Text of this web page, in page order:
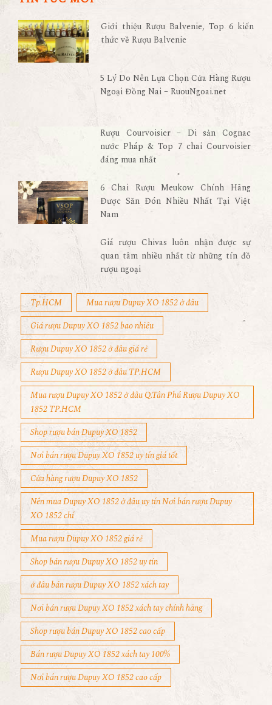
Giới thiệu Rượu Balvenie, Top 6 kiến
thức về Rượu Balvenie
5 Lý Do Nên Lựa Chọn Cửa Hàng Rượu
Ngoại Đồng Nai – RuouNgoai.net
Rượu Courvoisier – Di sản Cognac
nước Pháp & Top 7 chai Courvoisier
đáng mua nhất
6 Chai Rượu Meukow Chính Hãng
Được Săn Đón Nhiều Nhất Tại Việt
Nam
Giá rượu Chivas luôn nhận được sự
quan tâm nhiều nhất từ những tín đồ
rượu ngoại
Tp.HCM
Mua rượu Dupuy XO 1852 ở đâu
Giá rượu Dupuy XO 1852 bao nhiêu
Rượu Dupuy XO 1852 ở đâu giá rẻ
Rượu Dupuy XO 1852 ở đâu TP.HCM
Mua rượu Dupuy XO 1852 ở đâu Q.Tân Phú Rượu Dupuy XO
1852 TP.HCM
Shop rượu bán Dupuy XO 1852
Nơi bán rượu Dupuy XO 1852 uy tín giá tốt
Cửa hàng rượu Dupuy XO 1852
Nên mua Dupuy XO 1852 ở đâu uy tín Nơi bán rượu Dupuy
XO 1852 chí
Mua rượu Dupuy XO 1852 giá rẻ
Shop bán rượu Dupuy XO 1852 uy tín
ở đâu bán rượu Dupuy XO 1852 xách tay
Nơi bán rượu Dupuy XO 1852 xách tay chính hãng
Shop rượu bán Dupuy XO 1852 cao cấp
Bán rượu Dupuy XO 1852 xách tay 100%
Nơi bán rượu Dupuy XO 1852 cao cấp